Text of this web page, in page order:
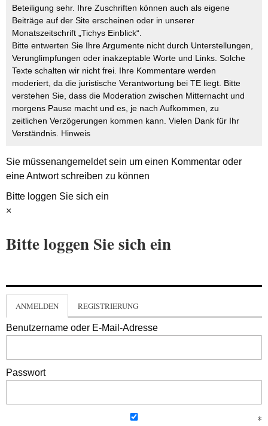
Beteiligung sehr. Ihre Zuschriften können auch als eigene
Beiträge auf der Site erscheinen oder in unserer
Monatszeitschrift „Tichys Einblick“.
Bitte entwerten Sie Ihre Argumente nicht durch Unterstellungen,
Verunglimpfungen oder inakzeptable Worte und Links. Solche
Texte schalten wir nicht frei. Ihre Kommentare werden
moderiert, da die juristische Verantwortung bei TE liegt. Bitte
verstehen Sie, dass die Moderation zwischen Mitternacht und
morgens Pause macht und es, je nach Aufkommen, zu
zeitlichen Verzögerungen kommen kann. Vielen Dank für Ihr
Verständnis. Hinweis
Sie müssenangemeldetsein um einen Kommentar oder
eine Antwort schreiben zu können
Bitte loggen Sie sich ein
×
Bitte loggen Sie sich ein
ANMELDEN REGISTRIERUNG
Benutzername oder E-Mail-Adresse
Passwort